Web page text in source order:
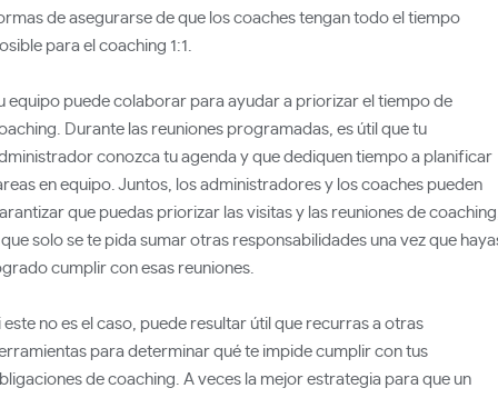
de asegurarse de que los coaches tengan todo el tiempo
para el coaching 1:1.
equipo puede colaborar para ayudar a priorizar el tiempo de
Durante las reuniones programadas, es útil que tu
conozca tu agenda y que dediquen tiempo a planificar
en equipo. Juntos, los administradores y los coaches pueden
que puedas priorizar las visitas y las reuniones de
solo se te pida sumar otras responsabilidades una vez que
cumplir con esas reuniones.
este no es el caso, puede resultar útil que recurras a otras
para determinar qué te impide cumplir con tus
de coaching. A veces la mejor estrategia para que un